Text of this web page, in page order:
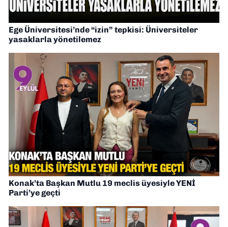
Ege Üniversitesi’nde “izin” tepkisi: Üniversiteler
yasaklarla yönetilemez
Konak’ta Başkan Mutlu 19 meclis üyesiyle YENİ
Parti’ye geçti